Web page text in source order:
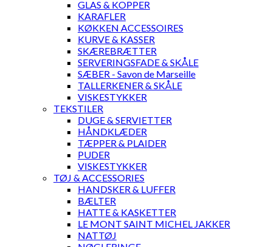
GLAS & KOPPER
KARAFLER
KØKKEN ACCESSOIRES
KURVE & KASSER
SKÆREBRÆTTER
SERVERINGSFADE & SKÅLE
SÆBER - Savon de Marseille
TALLERKENER & SKÅLE
VISKESTYKKER
TEKSTILER
DUGE & SERVIETTER
HÅNDKLÆDER
TÆPPER & PLAIDER
PUDER
VISKESTYKKER
TØJ & ACCESSORIES
HANDSKER & LUFFER
BÆLTER
HATTE & KASKETTER
LE MONT SAINT MICHEL JAKKER
NATTØJ